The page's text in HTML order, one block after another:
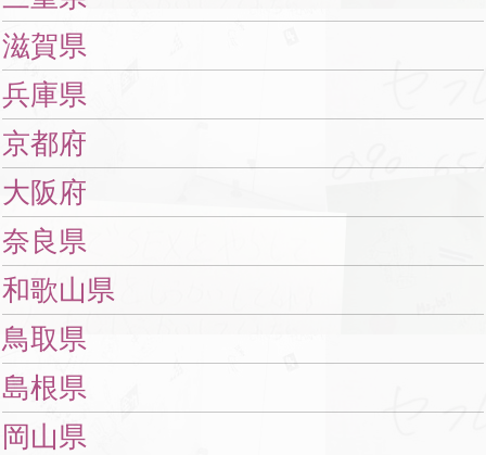
滋賀県
兵庫県
京都府
大阪府
奈良県
和歌山県
鳥取県
島根県
岡山県